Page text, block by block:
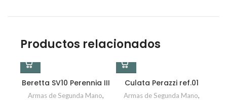
Productos relacionados
Beretta SV10 Perennia III
Armas de Segunda Mano,
Culata Perazzi ref.01
Armas de Segunda Mano,